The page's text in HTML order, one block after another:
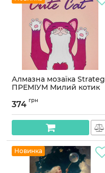
Алмазна мозаїка Strateg
ПРЕМІУМ Милий котик
(HEE16329)
Артикул:HEE16329
374 грн
Новинка